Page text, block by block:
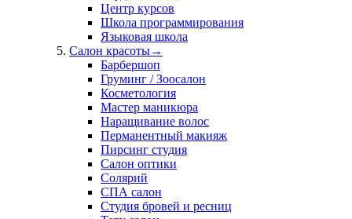
Центр курсов
Школа программирования
Языковая школа
Салон красоты→
Барбершоп
Груминг / Зоосалон
Косметология
Мастер маникюра
Наращивание волос
Перманентный макияж
Пирсинг студия
Салон оптики
Солярий
СПА салон
Студия бровей и ресниц